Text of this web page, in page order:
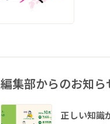
編集部からのお知ら
正しい知識